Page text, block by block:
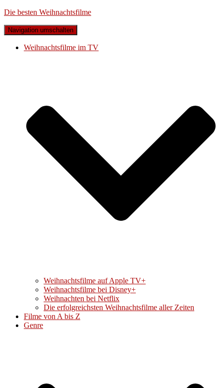
Die besten Weihnachtsfilme
Navigation umschalten
Weihnachtsfilme im TV
Weihnachtsfilme auf Apple TV+
Weihnachtsfilme bei Disney+
Weihnachten bei Netflix
Die erfolgreichsten Weihnachtsfilme aller Zeiten
Filme von A bis Z
Genre